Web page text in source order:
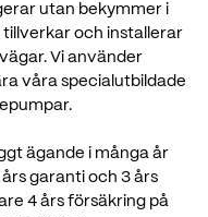
utan bekymmer i
och installerar
Vi använder
våra specialutbildade
ägande i många år
garanti och 3 års
4 års försäkring på